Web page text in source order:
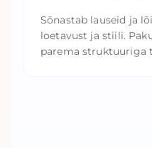
Sõnastab lauseid ja
loetavust ja stiili.
parema struktuuriga